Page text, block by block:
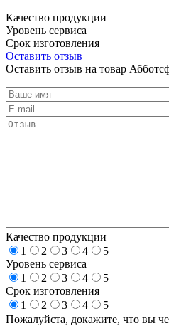
Качество продукции
Уровень сервиса
Срок изготовления
Оставить отзыв
Оставить отзыв на товар
Качество продукции
1
2 3 4
5
Уровень сервиса
1
2 3 4
5
Срок изготовления
1
2 3 4
5
Пожалуйста, докажите, что вы